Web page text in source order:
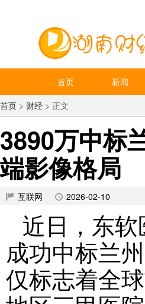
首页 新闻
首页 > 财经 > 正文
3890万中标
端影像格局
互联网 2026-02-10
近日，东
成功中标兰
仅标志着全